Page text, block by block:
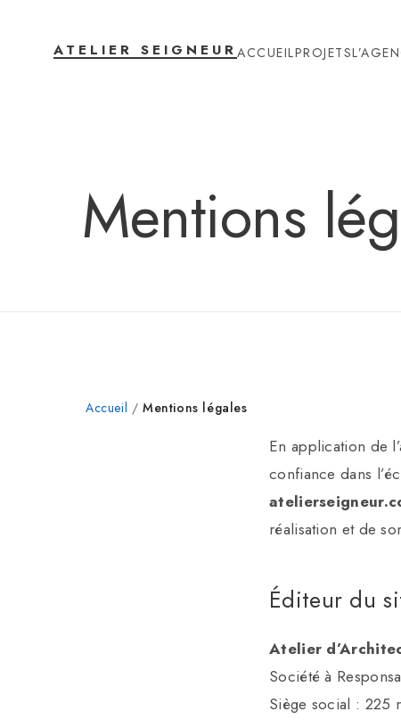
ATELIER SEIGNEUR ACCUEILPROJETS
Mentions
Accueil /Mentions légales
En application de
confiance dans
réalisation et de
Éditeur du
Atelier
Société à
Siège social : 225